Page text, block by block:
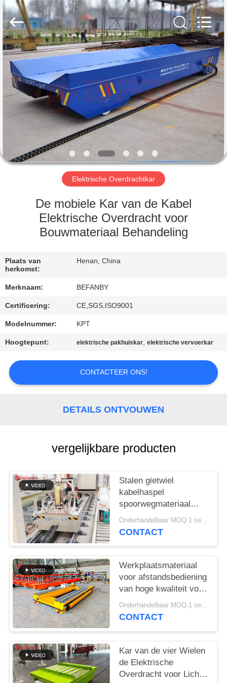
HUIS
PRODUCTEN
ONGEVEER
ONS
FABRIEKSREIS
KWALITEITSCONTROLE
CONTACTEER
VERZOEK
OM EEN
CITAAT
SITEMAP
Hundred
Percent
Electrical
and
Mechanical
Co.,Ltd.
All
Rights
Reserved.
Elektrische Overdrachtkar
De mobiele Kar van de Kabel
Elektrische Overdracht voor
Bouwmateriaal Behandeling
Plaats van
herkomst:
Henan, China
Merknaam: BEFANBY
Certificering: CE,SGS,ISO9001
Modelnummer: KPT
Hoogtepunt: elektrische pakhuiskar,elektrische vervoerkar
CONTACTEER ONS!
DETAILS ONTVOUWEN
vergelijkbare producten
Stalen gietwiel
kabelhaspel
spoorwegmateriaal
elektrische
transferwagen
Onderhandelbaar MOQ:1 set/sets
CONTACT
Werkplaatsmateriaal
voor afstandsbediening
van hoge kwaliteit voor
spoorwegtransferwagenOnderhandelbaar MOQ:1 set/sets
CONTACT
Kar van de vier Wielen
de Elektrische
Overdracht voor Lichte